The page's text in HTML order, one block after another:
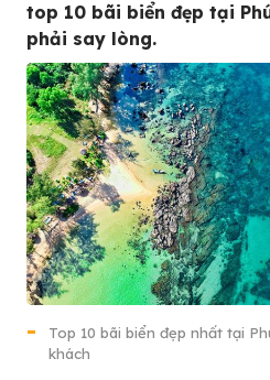
top 10 bãi biển đẹp tại
phải say lòng.
Top 10 bãi biển đẹp nhất tại
khách